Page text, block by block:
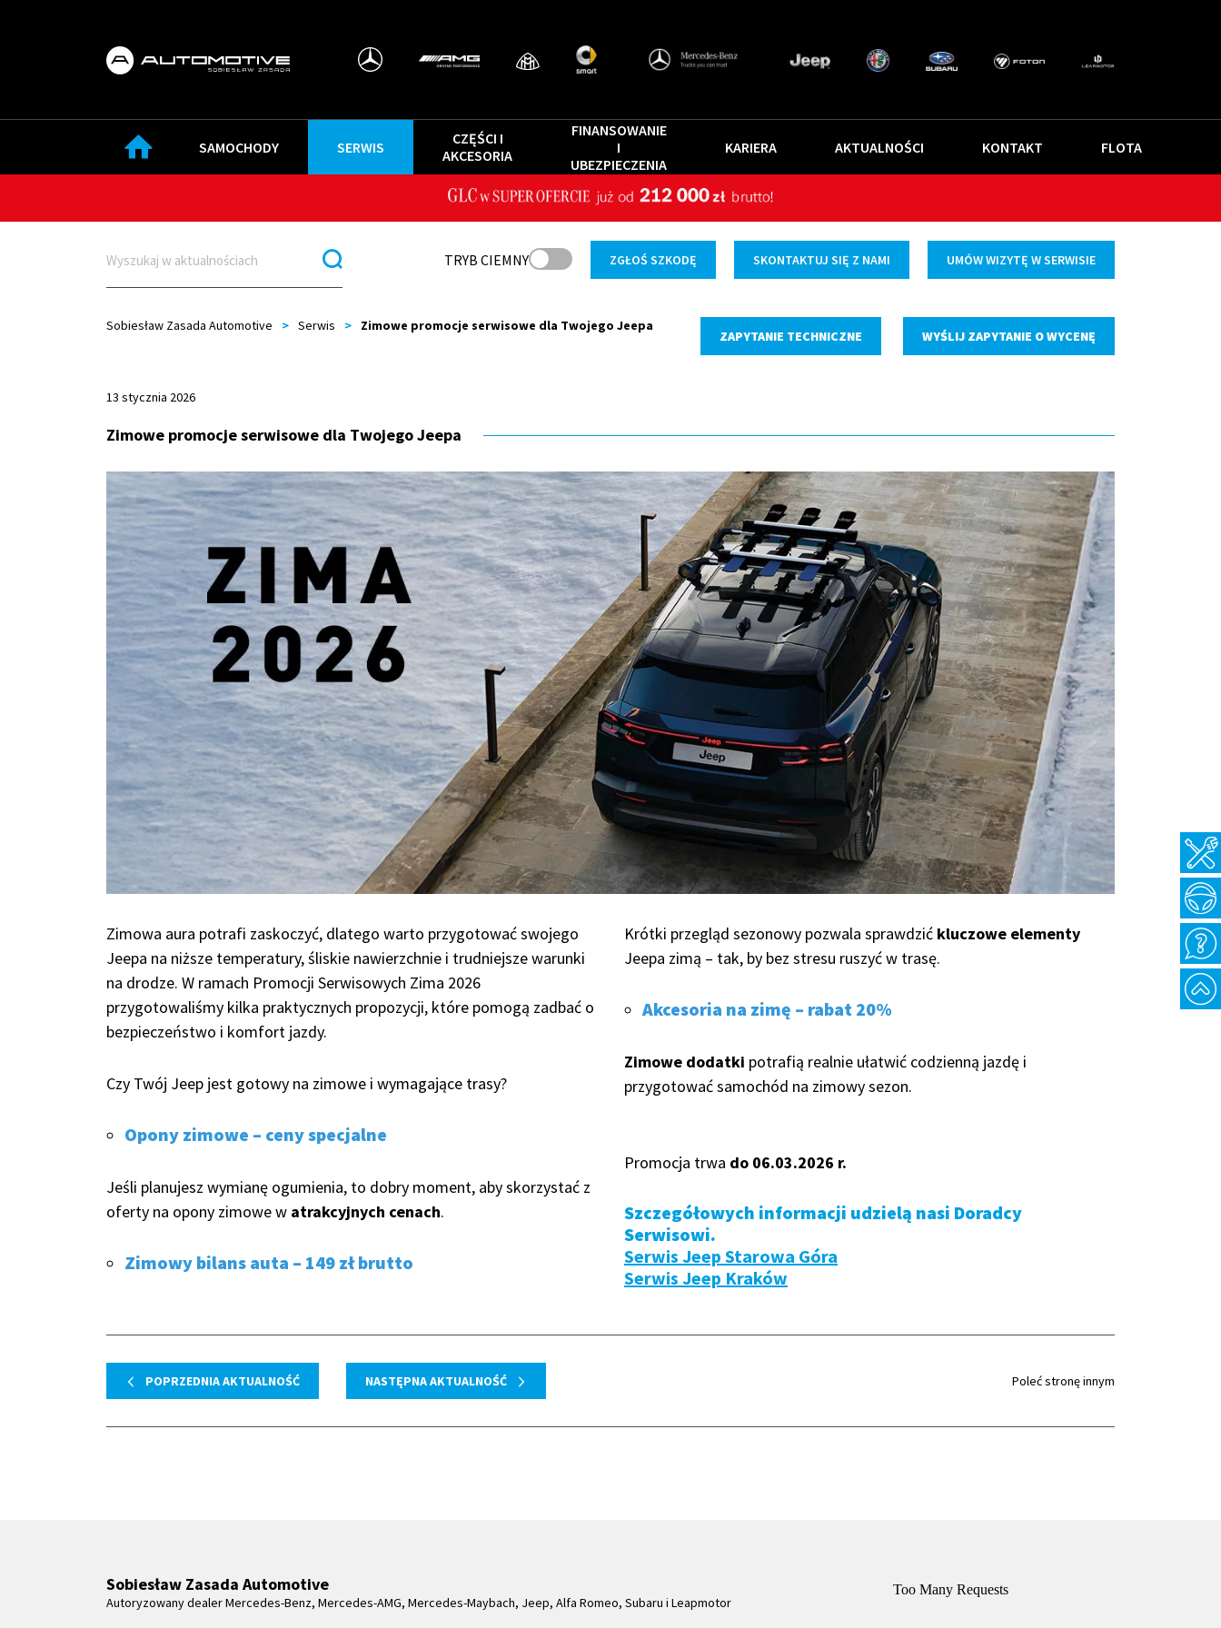
SAMOCHODY SERWIS
CZĘŚCI I
AKCESORIA
FINANSOWANIE
I
UBEZPIECZENIA
KARIERA AKTUALNOŚCI KONTAKT FLOTA
TRYB CIEMNY ZGŁOŚ SZKODĘ SKONTAKTUJ SIĘ Z NAMI UMÓW WIZYTĘ W SERWISIE
Sobiesław Zasada Automotive > Serwis > Zimowe promocje serwisowe dla Twojego Jeepa
ZAPYTANIE TECHNICZNE WYŚLIJ ZAPYTANIE O WYCENĘ
13 stycznia 2026
Zimowe promocje serwisowe dla Twojego Jeepa
Zimowa aura potrafi zaskoczyć, dlatego warto przygotować swojego
Jeepa na niższe temperatury, śliskie nawierzchnie i trudniejsze warunki
na drodze. W ramach Promocji Serwisowych Zima 2026
przygotowaliśmy kilka praktycznych propozycji, które pomogą zadbać o
bezpieczeństwo i komfort jazdy.
Czy Twój Jeep jest gotowy na zimowe i wymagające trasy?
Opony zimowe – ceny specjalne
Jeśli planujesz wymianę ogumienia, to dobry moment, aby skorzystać z
oferty na opony zimowe w atrakcyjnych cenach.
Zimowy bilans auta – 149 zł brutto
Krótki przegląd sezonowy pozwala sprawdzić kluczowe elementy
Jeepa zimą – tak, by bez stresu ruszyć w trasę.
Akcesoria na zimę – rabat 20%
Zimowe dodatki potrafią realnie ułatwić codzienną jazdę i
przygotować samochód na zimowy sezon.
Promocja trwa do 06.03.2026 r.
Szczegółowych informacji udzielą nasi Doradcy
Serwisowi.
Serwis Jeep Starowa Góra
Serwis Jeep Kraków
POPRZEDNIA AKTUALNOŚĆ NASTĘPNA AKTUALNOŚĆ Poleć stronę innym
Sobiesław Zasada Automotive
Autoryzowany dealer Mercedes-Benz, Mercedes-AMG, Mercedes-Maybach, Jeep, Alfa Romeo, Subaru i Leapmotor